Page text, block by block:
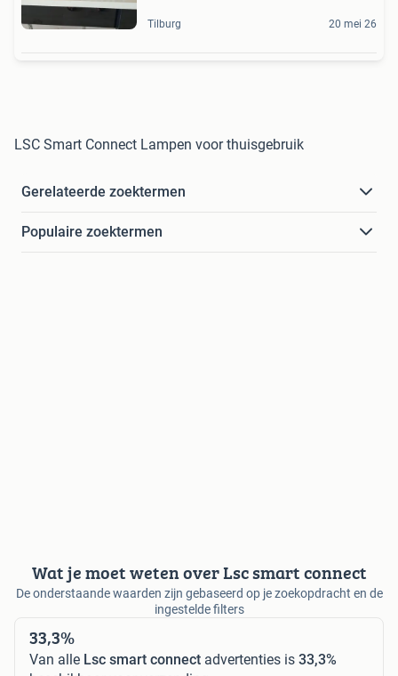
Tilburg 20 mei 26
LSC Smart Connect Lampen voor thuisgebruik
Gerelateerde zoektermen
Populaire zoektermen
Wat je moet weten over Lsc smart connect
De onderstaande waarden zijn gebaseerd op je zoekopdracht en de
ingestelde filters
33,3%
Van alle Lsc smart connect advertenties is 33,3%